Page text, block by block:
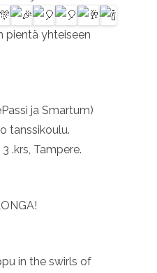
pientä yhteiseen
ja Smartum)
tanssikoulu.
.krs, Tampere.
in the swirls of